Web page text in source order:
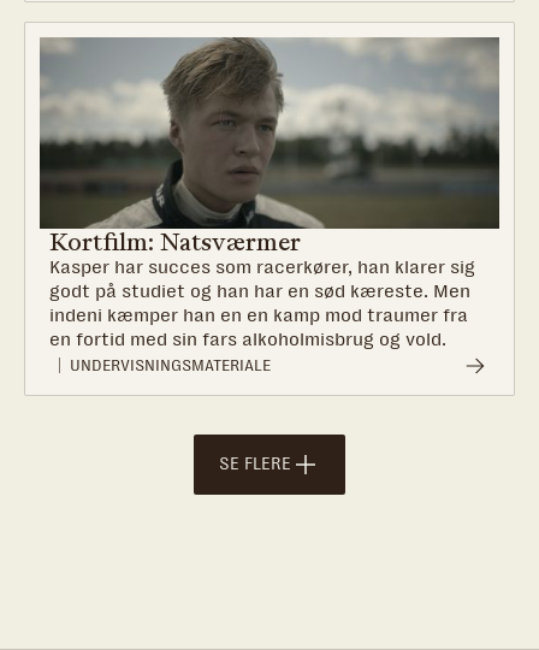
Kortfilm: Natsværmer
Kasper har succes som racerkører, han klarer sig
godt på studiet og han har en sød kæreste. Men
indeni kæmper han en en kamp mod traumer fra
en fortid med sin fars alkoholmisbrug og vold.
UNDERVISNINGSMATERIALE
SE FLERE